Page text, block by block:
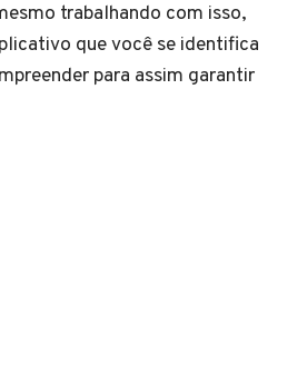
trabalhando com isso,
que você se identifica
para assim garantir